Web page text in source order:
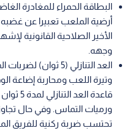
البطاقة الحمراء للمغادرة
أرضية الملعب تعبيرا عن غضبه
الأخير الصلاحية القانونية
وجهه.
العد التنازلي (5
وتيرة اللعب ومحاربة إضاعة
قاعدة
ورميات التماس. وفي حال
تحتسب ضربة ركنية للفريق